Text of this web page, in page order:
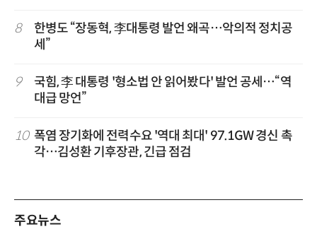
8
한병도 “장동혁, 李대통령 발언 왜곡…악의적 정치공
세”
9
국힘, 李 대통령 '형소법 안 읽어봤다' 발언 공세…“역
대급 망언”
10 폭염 장기화에 전력수요 '역대 최대' 97.1GW 경신 촉
각…김성환 기후장관, 긴급 점검
주요뉴스